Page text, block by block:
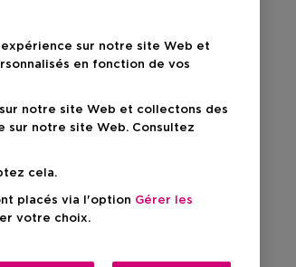
sur notre site Web et
en fonction de vos
notre site Web et collectons des
sur notre site Web. Consultez
cela.
placés via l'option Gérer les
votre choix.